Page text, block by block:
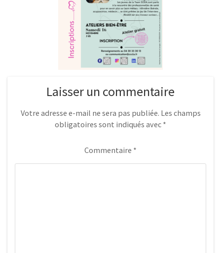
Laisser un commentaire
Votre adresse e-mail ne sera pas publiée. Les champs
obligatoires sont indiqués avec *
Commentaire *